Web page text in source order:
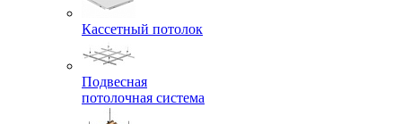
Кассетный потолок
Подвесная
потолочная система